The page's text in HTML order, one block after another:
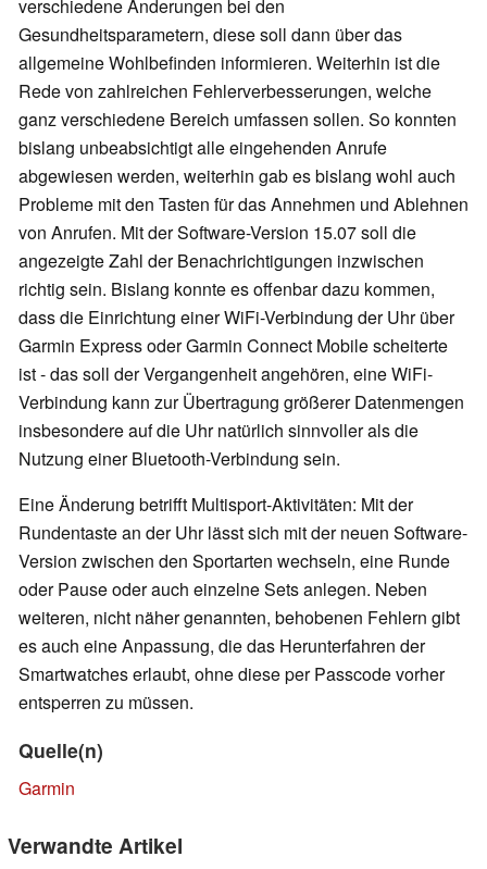
verschiedene Änderungen bei den
Gesundheitsparametern, diese soll dann über das
allgemeine Wohlbefinden informieren. Weiterhin ist die
Rede von zahlreichen Fehlerverbesserungen, welche
ganz verschiedene Bereich umfassen sollen. So konnten
bislang unbeabsichtigt alle eingehenden Anrufe
abgewiesen werden, weiterhin gab es bislang wohl auch
Probleme mit den Tasten für das Annehmen und Ablehnen
von Anrufen. Mit der Software-Version 15.07 soll die
angezeigte Zahl der Benachrichtigungen inzwischen
richtig sein. Bislang konnte es offenbar dazu kommen,
dass die Einrichtung einer WiFi-Verbindung der Uhr über
Garmin Express oder Garmin Connect Mobile scheiterte
ist - das soll der Vergangenheit angehören, eine WiFi-
Verbindung kann zur Übertragung größerer Datenmengen
insbesondere auf die Uhr natürlich sinnvoller als die
Nutzung einer Bluetooth-Verbindung sein.
Eine Änderung betrifft Multisport-Aktivitäten: Mit der
Rundentaste an der Uhr lässt sich mit der neuen Software-
Version zwischen den Sportarten wechseln, eine Runde
oder Pause oder auch einzelne Sets anlegen. Neben
weiteren, nicht näher genannten, behobenen Fehlern gibt
es auch eine Anpassung, die das Herunterfahren der
Smartwatches erlaubt, ohne diese per Passcode vorher
entsperren zu müssen.
Quelle(n)
Garmin
Verwandte Artikel